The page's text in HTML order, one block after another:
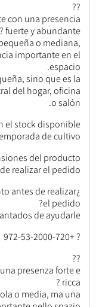
??
con una presencia
fuerte y abundante ?
o mediana,
importante en el
espacio.
sino que es la
del hogar, oficina
o salón.
el stock disponible
de cultivo.
del producto
realizar el pedido.
antes de realizar
el pedido?
de ayudarle.
? +972-53-2000-720 | ? WhatsApp: +972-53-2000-730
??
presenza forte e
ricca ?
o media, ma una